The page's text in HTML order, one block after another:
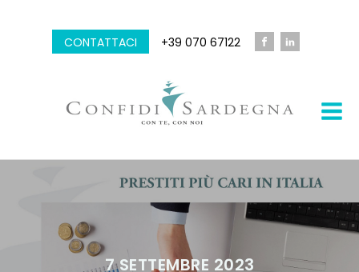
CONTATTACI +39 070 67122
7 SETTEMBRE 2023